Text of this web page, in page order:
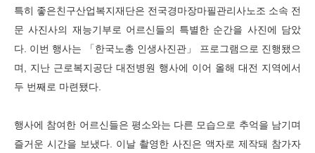
특히 좋은친구산업복지재단은 전국경마장마필관리사노조 소속 전
문 사진사의 재능기부로 어르신들의 특별한 순간을 사진에 담았
다. 이번 행사는 「한국노총 인생사진관」 프로그램으로 진행됐으
며, 지난 근로복지공단 대전병원 행사에 이어 올해 대전 지역에서
두 번째로 마련됐다.
행사에 참여한 어르신들은 평소와는 다른 모습으로 추억을 남기며
즐거운 시간을 보냈다. 이날 촬영한 사진은 액자로 제작돼 참가자